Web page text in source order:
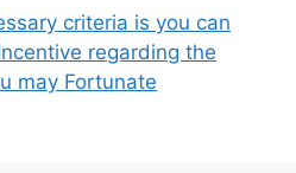
criteria is you can
regarding the
may Fortunate